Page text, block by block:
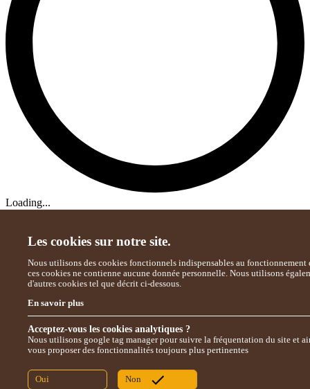
Les cookies sur notre site.
Nous utilisons des cookies fonctionnels indispensables au fonctionnement
ces cookies ne contienne aucune donnée personnelle. Nous utilisons
d'autres cookies tel que décrit ci-dessous.
En savoir plus
Oui Non
Acceptez-vous les cookies analytiques ?
Nous utilisons google tag manager pour suivre la fréquentation du site et
vous proposer des fonctionnalités toujours plus pertinentes
Loading...